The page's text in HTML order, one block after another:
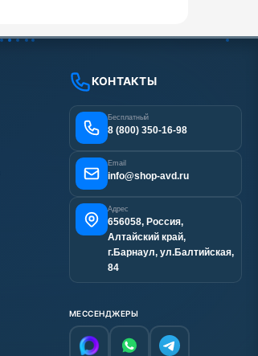
КОНТАКТЫ
Бесплатный
8 (800) 350-16-98
Email
info@shop-avd.ru
Адрес
656058, Россия,
Алтайский край,
г.Барнаул, ул.Балтийская,
84
МЕССЕНДЖЕРЫ